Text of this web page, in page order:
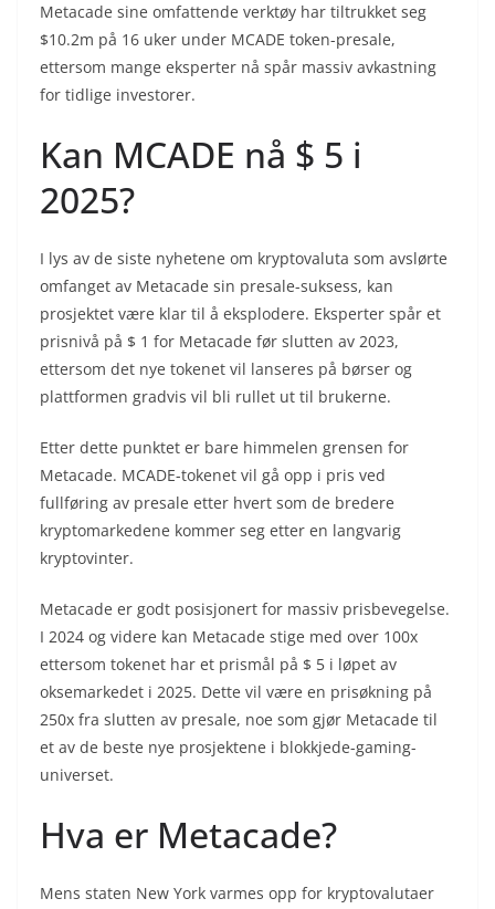
Metacade sine omfattende verktøy har tiltrukket seg
$10.2m på 16 uker under MCADE token-presale,
ettersom mange eksperter nå spår massiv avkastning
for tidlige investorer.
Kan MCADE nå $ 5 i
2025?
I lys av de siste nyhetene om kryptovaluta som avslørte
omfanget av Metacade sin presale-suksess, kan
prosjektet være klar til å eksplodere. Eksperter spår et
prisnivå på $ 1 for Metacade før slutten av 2023,
ettersom det nye tokenet vil lanseres på børser og
plattformen gradvis vil bli rullet ut til brukerne.
Etter dette punktet er bare himmelen grensen for
Metacade. MCADE-tokenet vil gå opp i pris ved
fullføring av presale etter hvert som de bredere
kryptomarkedene kommer seg etter en langvarig
kryptovinter.
Metacade er godt posisjonert for massiv prisbevegelse.
I 2024 og videre kan Metacade stige med over 100x
ettersom tokenet har et prismål på $ 5 i løpet av
oksemarkedet i 2025. Dette vil være en prisøkning på
250x fra slutten av presale, noe som gjør Metacade til
et av de beste nye prosjektene i blokkjede-gaming-
universet.
Hva er Metacade?
Mens staten New York varmes opp for kryptovalutaer